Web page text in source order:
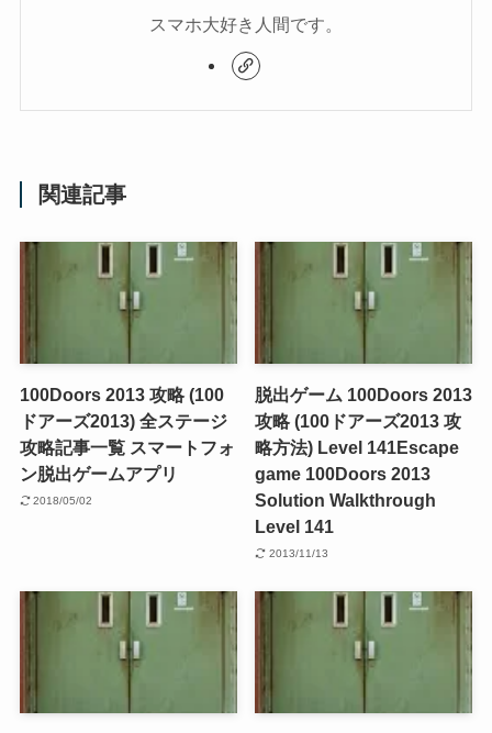
スマホ大好き人間です。
関連記事
100Doors 2013 攻略 (100
ドアーズ2013) 全ステージ
攻略記事一覧 スマートフォ
ン脱出ゲームアプリ
2018/05/02
脱出ゲーム 100Doors 2013
攻略 (100ドアーズ2013 攻
略方法) Level 141Escape
game 100Doors 2013
Solution Walkthrough
Level 141
2013/11/13